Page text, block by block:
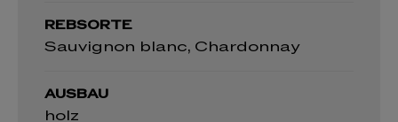
REBSORTE
Sauvignon blanc, Chardonnay
AUSBAU
holz